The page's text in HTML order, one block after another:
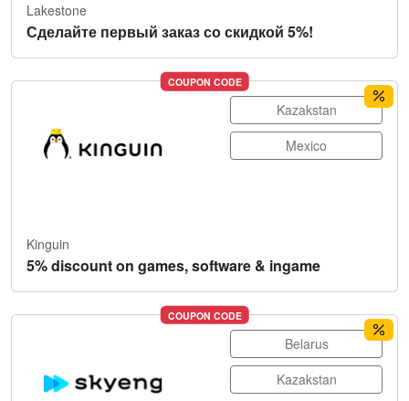
Lakestone
Сделайте первый заказ со скидкой 5%!
COUPON CODE
Kazakstan
Mexico
Kinguin
5% discount on games, software & ingame
COUPON CODE
Belarus
Kazakstan